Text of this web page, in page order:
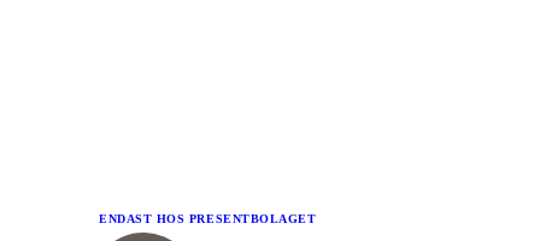
ENDAST HOS PRESENTBOLAGET